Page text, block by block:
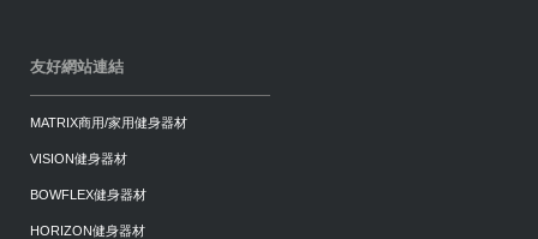
友好網站連結
MATRIX商用/家用健身器材
VISION健身器材
BOWFLEX健身器材
HORIZON健身器材